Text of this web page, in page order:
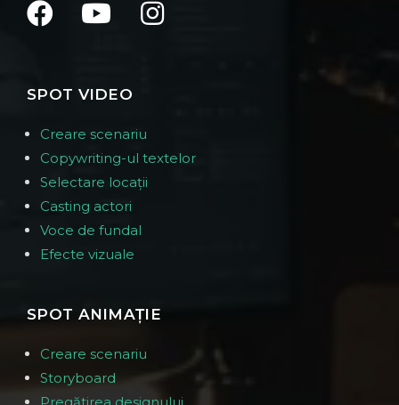
SPOT VIDEO
Creare scenariu
Copywriting-ul textelor
Selectare locații
Casting actori
Voce de fundal
Efecte vizuale
SPOT ANIMAȚIE
Creare scenariu
Storyboard
Pregătirea designului